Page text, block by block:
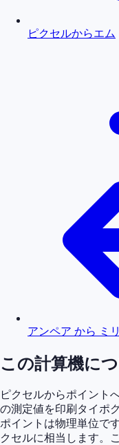
ピクセルからエム
アンペア から ミ
この計算機に
ピクセルからポイント
の測定値を印刷タイポ
ポイントは物理単位で
クセルに相当します。